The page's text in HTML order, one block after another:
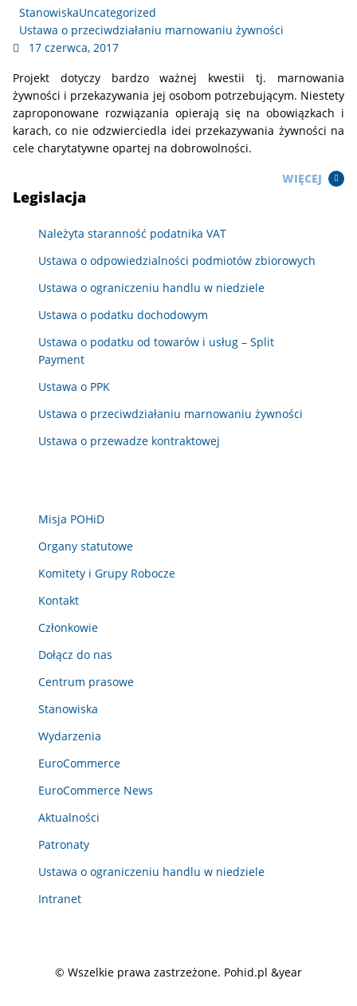
StanowiskaUncategorized
Ustawa o przeciwdziałaniu marnowaniu żywności
17 czerwca, 2017
Projekt dotyczy bardzo ważnej kwestii tj. marnowania
żywności i przekazywania jej osobom potrzebującym. Niestety
zaproponowane rozwiązania opierają się na obowiązkach i
karach, co nie odzwierciedla idei przekazywania żywności na
cele charytatywne opartej na dobrowolności.
WIĘCEJ
Legislacja
Należyta staranność podatnika VAT
Ustawa o odpowiedzialności podmiotów zbiorowych
Ustawa o ograniczeniu handlu w niedziele
Ustawa o podatku dochodowym
Ustawa o podatku od towarów i usług – Split
Payment
Ustawa o PPK
Ustawa o przeciwdziałaniu marnowaniu żywności
Ustawa o przewadze kontraktowej
Misja POHiD
Organy statutowe
Komitety i Grupy Robocze
Kontakt
Członkowie
Dołącz do nas
Centrum prasowe
Stanowiska
Wydarzenia
EuroCommerce
EuroCommerce News
Aktualności
Patronaty
Ustawa o ograniczeniu handlu w niedziele
Intranet
© Wszelkie prawa zastrzeżone. Pohid.pl &year